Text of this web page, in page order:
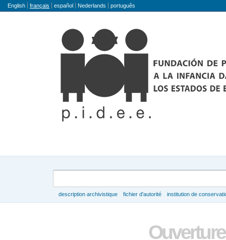
Langue
English français español Nederlands português
description archivistique fichier d'autorité institution de